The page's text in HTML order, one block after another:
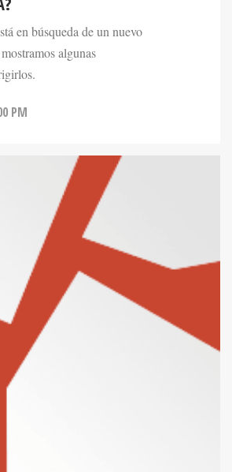
en búsqueda de un nuevo
algunas
PM